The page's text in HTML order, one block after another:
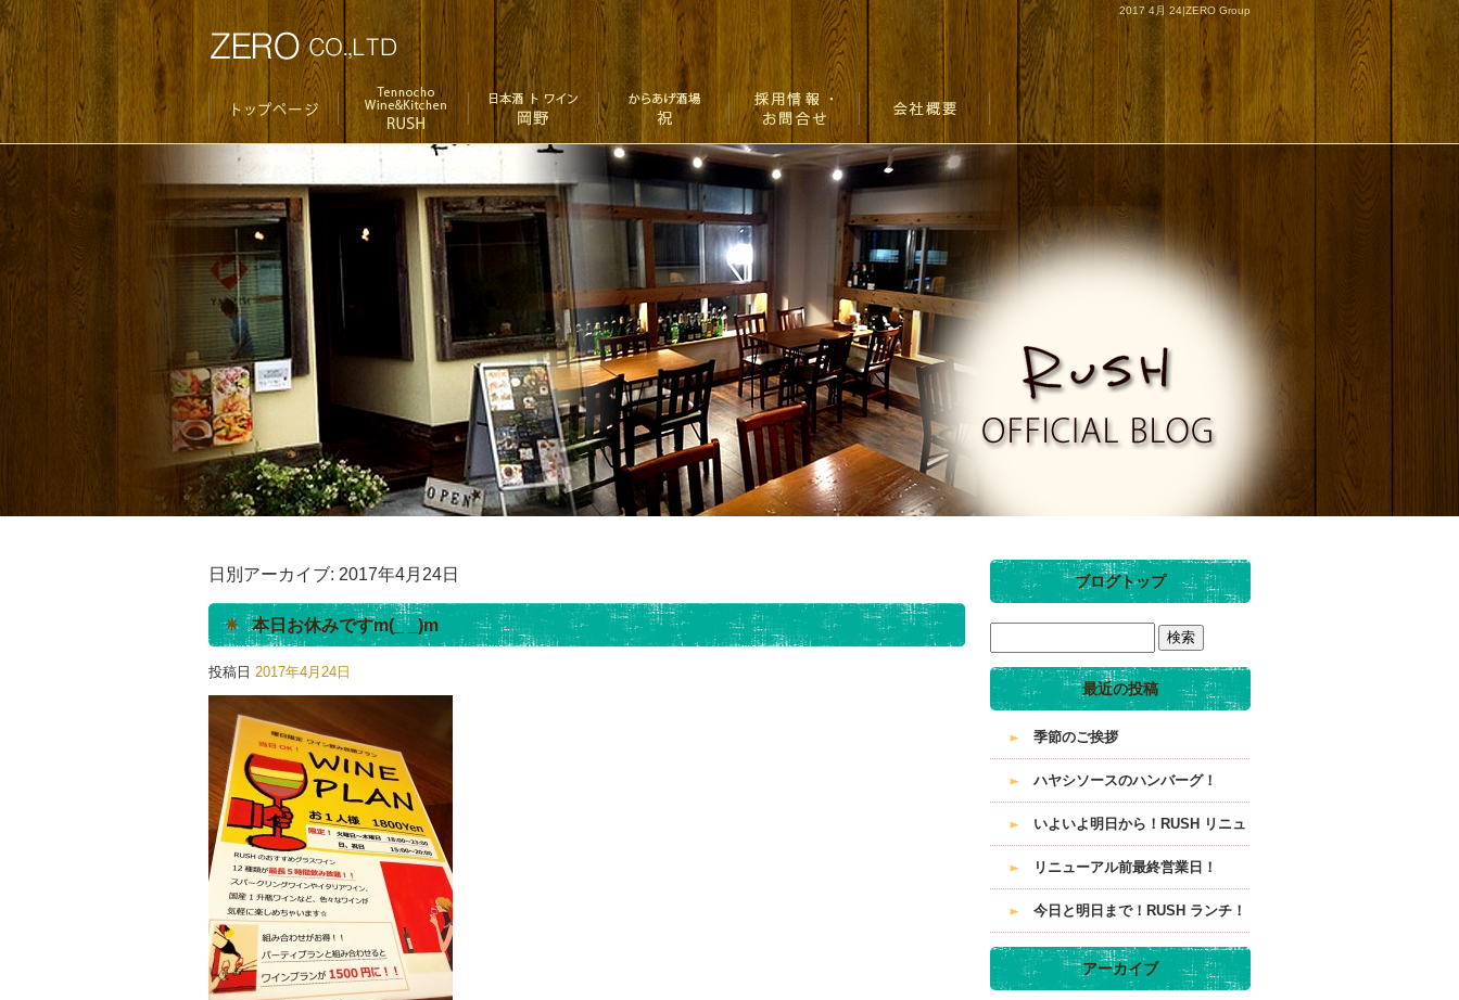
2017 4月 24|ZERO Group
日別アーカイブ: 2017年4月24日
本日お休みですm(_ _)m
投稿日 2017年4月24日
ブログトップ
最近の投稿
季節のご挨拶
ハヤシソースのハンバーグ！
いよいよ明日から！RUSH リニュ
ーアル！
リニューアル前最終営業日！
今日と明日まで！RUSH ランチ！
アーカイブ